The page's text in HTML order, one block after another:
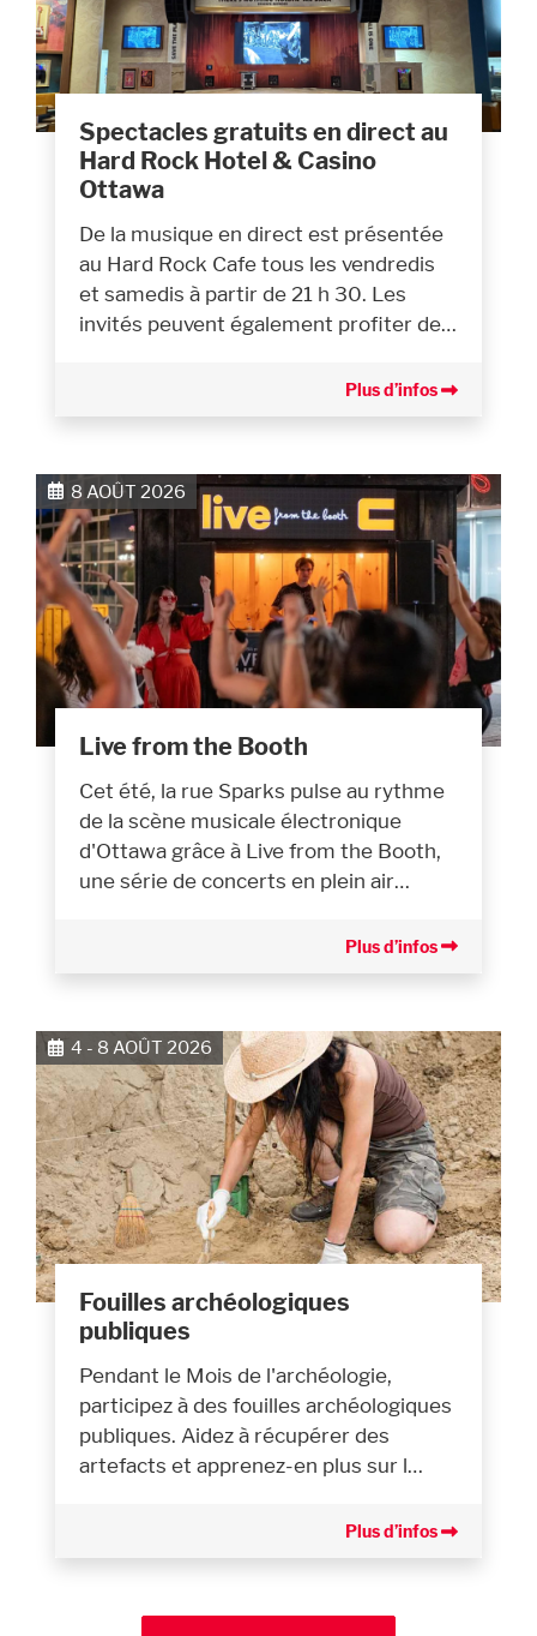
Spectacles gratuits en direct au
Hard Rock Hotel & Casino
Ottawa
De la musique en direct est présentée
au Hard Rock Cafe tous les vendredis
et samedis à partir de 21 h 30. Les
invités peuvent également profiter de…
Plus d’infos
8 AOÛT 2026
Live from the Booth
Cet été, la rue Sparks pulse au rythme
de la scène musicale électronique
d'Ottawa grâce à Live from the Booth,
une série de concerts en plein air…
Plus d’infos
4 - 8 AOÛT 2026
Fouilles archéologiques
publiques
Pendant le Mois de l'archéologie,
participez à des fouilles archéologiques
publiques. Aidez à récupérer des
artefacts et apprenez-en plus sur l…
Plus d’infos